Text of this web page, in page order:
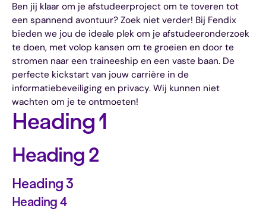
Ben jij klaar om je afstudeerproject om te toveren tot
een spannend avontuur? Zoek niet verder! Bij Fendix
bieden we jou de ideale plek om je afstudeeronderzoek
te doen, met volop kansen om te groeien en door te
stromen naar een traineeship en een vaste baan. De
perfecte kickstart van jouw carrière in de
informatiebeveiliging en privacy. Wij kunnen niet
wachten om je te ontmoeten!
Heading 1
Heading 2
Heading 3
Heading 4